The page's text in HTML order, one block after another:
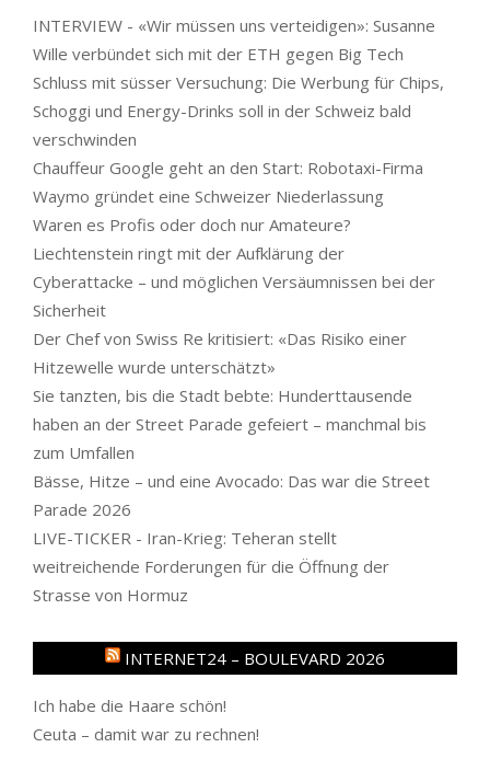
INTERVIEW - «Wir müssen uns verteidigen»: Susanne
Wille verbündet sich mit der ETH gegen Big Tech
Schluss mit süsser Versuchung: Die Werbung für Chips,
Schoggi und Energy-Drinks soll in der Schweiz bald
verschwinden
Chauffeur Google geht an den Start: Robotaxi-Firma
Waymo gründet eine Schweizer Niederlassung
Waren es Profis oder doch nur Amateure?
Liechtenstein ringt mit der Aufklärung der
Cyberattacke – und möglichen Versäumnissen bei der
Sicherheit
Der Chef von Swiss Re kritisiert: «Das Risiko einer
Hitzewelle wurde unterschätzt»
Sie tanzten, bis die Stadt bebte: Hunderttausende
haben an der Street Parade gefeiert – manchmal bis
zum Umfallen
Bässe, Hitze – und eine Avocado: Das war die Street
Parade 2026
LIVE-TICKER - Iran-Krieg: Teheran stellt
weitreichende Forderungen für die Öffnung der
Strasse von Hormuz
INTERNET24 – BOULEVARD 2026
Ich habe die Haare schön!
Ceuta – damit war zu rechnen!